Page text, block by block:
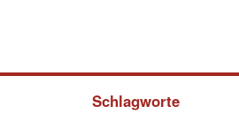
Schlagworte